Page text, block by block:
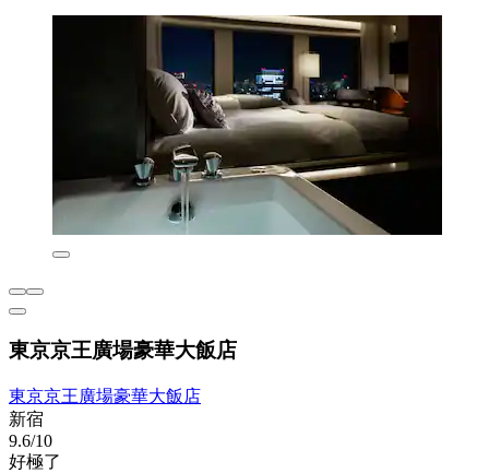
東京京王廣場豪華大飯店
東京京王廣場豪華大飯店
新宿
9.6/10
好極了